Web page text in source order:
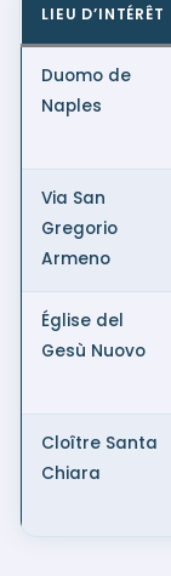
LIEU D’INTÉRÊT
Duomo de
Naples
Via San
Gregorio
Armeno
Église del
Gesù Nuovo
Cloître Santa
Chiara